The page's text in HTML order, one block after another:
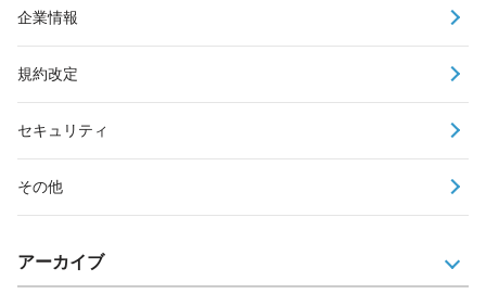
企業情報
規約改定
セキュリティ
その他
アーカイブ